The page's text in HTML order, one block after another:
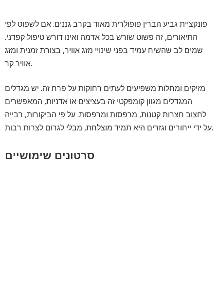
פונקציית גביע הברין פופולרית מאוד בקרב גננים. אם לשפוט לפי
התיאורים, זה פשוט שורש בכל אדמה ואינו דורש טיפול קפדני.
שמים לב שהשיח עמיד בפני שינויי מזג אוויר, בצורת זמנית ומזג
אוויר קר.
מזיקים ומחלות משפיעים לעתים רחוקות על פרח זה. יש מגדלים
המגדלים מגוון קומפקטי זה בעציצים או אדניות, המאפשרים
לחצוב חצרות קטנות, מרפסות ומרפסות. על פי הביקורות, רבייה
על ידי ייחורים וגזרים היא תמיד מוצלחת, מבלי לגרום לצרות רבות.
סרטונים שימושיים